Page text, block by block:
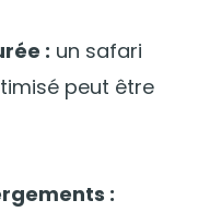
: un safari
peut être
: